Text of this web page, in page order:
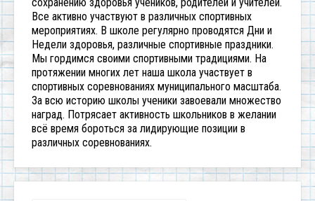
Все активно участвуют в различных спортивных
мероприятиях. В школе регулярно проводятся Дни и
Недели здоровья, различные спортивные праздники.
Мы гордимся своими спортивными традициями. На
протяжении многих лет наша школа участвует в
спортивных соревнованиях муниципального масштаба.
За всю историю школы ученики завоевали множество
наград. Потрясает активность школьников в желании
всё время бороться за лидирующие позиции в
различных соревнованиях.